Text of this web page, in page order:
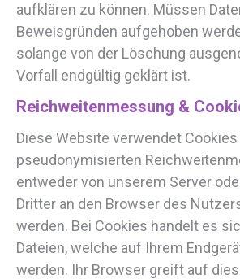
aufklären zu können. Müssen
Beweisgründen aufgehoben
solange von der Löschung
Vorfall endgültig geklärt ist.
Reichweitenmessung &
Diese Website verwendet
pseudonymisierten
entweder von unserem Server
Dritter an den Browser des
werden. Bei Cookies handelt es
Dateien, welche auf Ihrem
werden. Ihr Browser greift auf